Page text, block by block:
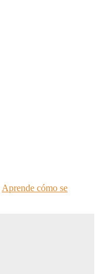
Aprende cómo se